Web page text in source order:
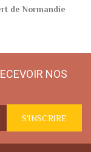
de Normandie
NOS
S'INSCRIRE